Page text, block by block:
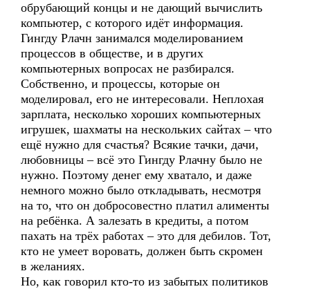
обрубающий концы и не дающий вычислить
компьютер, с которого идёт информация.
Гингду Рлачн занимался моделированием
процессов в обществе, и в других
компьютерных вопросах не разбирался.
Собственно, и процессы, которые он
моделировал, его не интересовали. Неплохая
зарплата, несколько хороших компьютерных
игрушек, шахматы на нескольких сайтах – что
ещё нужно для счастья? Всякие тачки, дачи,
любовницы – всё это Гингду Рлачну было не
нужно. Поэтому денег ему хватало, и даже
немного можно было откладывать, несмотря
на то, что он добросовестно платил алименты
на ребёнка. А залезать в кредиты, а потом
пахать на трёх работах – это для дебилов. Тот,
кто не умеет воровать, должен быть скромен
в желаниях.
Но, как говорил кто-то из забытых политиков